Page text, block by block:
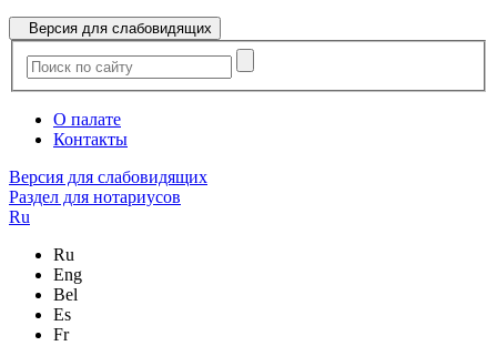
Версия для слабовидящих
О палате
Контакты
Версия для слабовидящих
Раздел для нотариусов
Ru
Ru
Eng
Bel
Es
Fr